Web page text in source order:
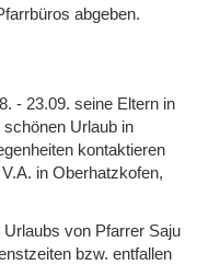
abgeben.
- 23.09. seine Eltern in
Urlaub in
kontaktieren
in Oberhatzkofen,
von Pfarrer Saju
bzw. entfallen